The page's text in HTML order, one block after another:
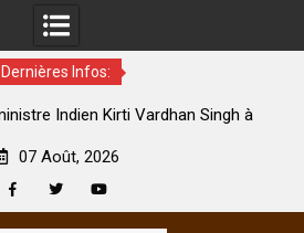
Dernières Infos:
Indien Kirti Vardhan Singh à
07 Août, 2026